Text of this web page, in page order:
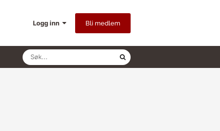
Logg inn Bli medlem